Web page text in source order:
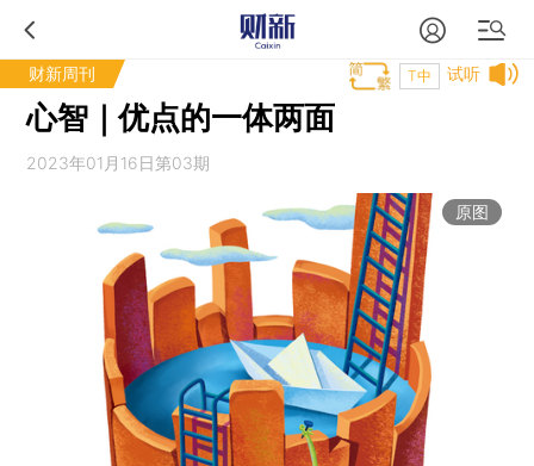
财新周刊 试听
T中
心智｜优点的一体两面
2023年01月16日第03期
原图